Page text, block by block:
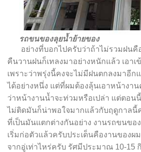
รถขนของลุยน้ำย้ายของ
อย่างที่บอกไปครับว่าถ้าไม่รวมฝนคื
คืนวานฝนก็เทลงมาอย่างหนักแล้ว เอาเ
เพราะว่าพรุ่งนี้คงจะไม่มีฝนตกลงมาอีก
ได้อย่างหนึ่ง แต่ที่ผมต้องลุ้นเอาหน้างาน
ว่าหน้างานน้ำจะท่วมหรือเปล่า แต่ตอน
ไม่ติดมันก็น่าพอใจมากแล้วกับฤดูกาลนี้
ที่เป็นมันแตกต่างกันอย่าง งานรถขนขอ
เริ่มก่อตัวแล้วครับประเด็นคืองานของผ
จากอู่เท่าไหร่ครับ รัศมีประมาณ 10-15